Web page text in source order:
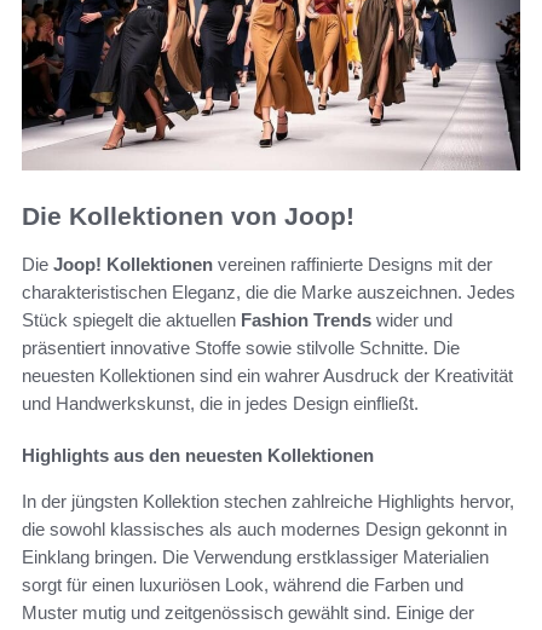
Die Kollektionen von Joop!
Die Joop! Kollektionen vereinen raffinierte Designs mit der
charakteristischen Eleganz, die die Marke auszeichnen. Jedes
Stück spiegelt die aktuellen Fashion Trends wider und
präsentiert innovative Stoffe sowie stilvolle Schnitte. Die
neuesten Kollektionen sind ein wahrer Ausdruck der Kreativität
und Handwerkskunst, die in jedes Design einfließt.
Highlights aus den neuesten Kollektionen
In der jüngsten Kollektion stechen zahlreiche Highlights hervor,
die sowohl klassisches als auch modernes Design gekonnt in
Einklang bringen. Die Verwendung erstklassiger Materialien
sorgt für einen luxuriösen Look, während die Farben und
Muster mutig und zeitgenössisch gewählt sind. Einige der